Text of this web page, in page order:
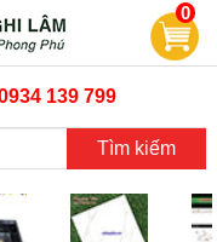
0
139 799
Tìm kiếm